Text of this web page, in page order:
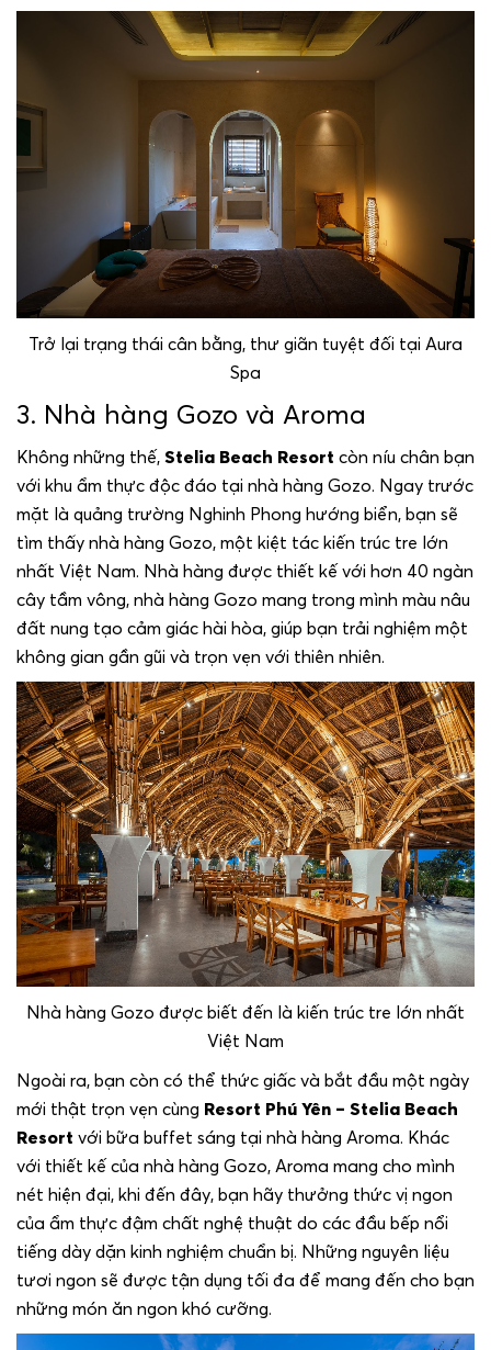
Trở lại trạng thái cân bằng, thư giãn tuyệt đối tại Aura
Spa
3. Nhà hàng Gozo và Aroma
Không những thế, Stelia Beach Resort còn níu chân bạn
với khu ẩm thực độc đáo tại nhà hàng Gozo. Ngay trước
mặt là quảng trường Nghinh Phong hướng biển, bạn sẽ
tìm thấy nhà hàng Gozo, một kiệt tác kiến trúc tre lớn
nhất Việt Nam. Nhà hàng được thiết kế với hơn 40 ngàn
cây tầm vông, nhà hàng Gozo mang trong mình màu nâu
đất nung tạo cảm giác hài hòa, giúp bạn trải nghiệm một
không gian gần gũi và trọn vẹn với thiên nhiên.
Nhà hàng Gozo được biết đến là kiến trúc tre lớn nhất
Việt Nam
Ngoài ra, bạn còn có thể thức giấc và bắt đầu một ngày
mới thật trọn vẹn cùng Resort Phú Yên – Stelia Beach
Resort với bữa buffet sáng tại nhà hàng Aroma. Khác
với thiết kế của nhà hàng Gozo, Aroma mang cho mình
nét hiện đại, khi đến đây, bạn hãy thưởng thức vị ngon
của ẩm thực đậm chất nghệ thuật do các đầu bếp nổi
tiếng dày dặn kinh nghiệm chuẩn bị. Những nguyên liệu
tươi ngon sẽ được tận dụng tối đa để mang đến cho bạn
những món ăn ngon khó cưỡng.